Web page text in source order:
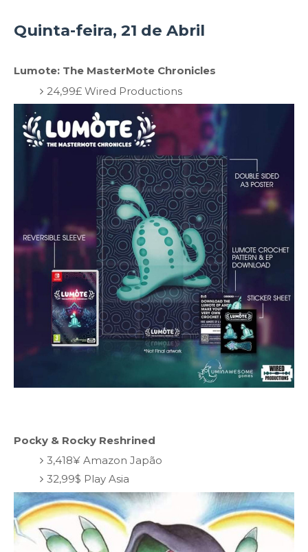
Quinta-feira, 21 de Abril
Lumote: The MasterMote Chronicles
24,99£ Wired Productions
Pocky & Rocky Reshrined
3,418¥ Amazon Japão
32,99$ Play Asia